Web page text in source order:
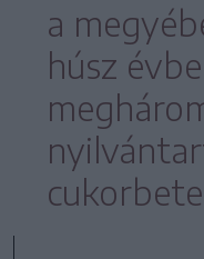
a
húsz